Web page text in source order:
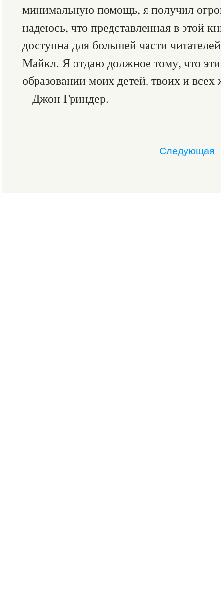
минимальную помощь, я получил
надеюсь, что представленная в этой
доступна для большей части
Майкл. Я отдаю должное тому, что эти
образовании моих детей, твоих и
Джон Гриндер.
Следующая